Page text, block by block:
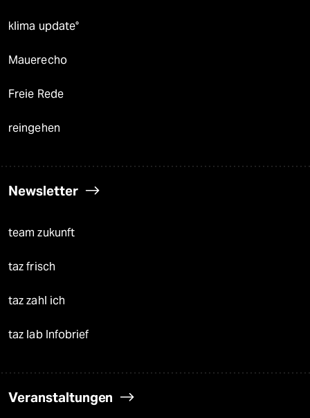
klima update°
Mauerecho
Freie Rede
reingehen
Newsletter
team zukunft
taz frisch
taz zahl ich
taz lab Infobrief
Veranstaltungen